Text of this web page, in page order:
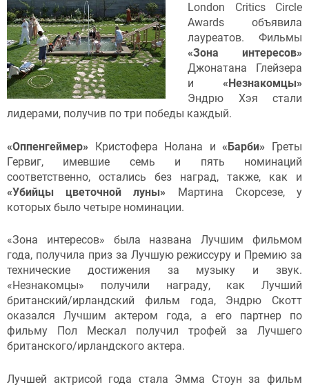
London Critics Circle
Awards объявила
лауреатов. Фильмы
«Зона интересов»
Джонатана Глейзера
и «Незнакомцы»
Эндрю Хэя стали
лидерами, получив по три победы каждый.
«Оппенгеймер» Кристофера Нолана и«Барби» Греты
Гервиг, имевшие семь и пять номинаций
соответственно, остались без наград, также, как и
«Убийцы цветочной луны» Мартина Скорсезе, у
которых было четыре номинации.
«Зона интересов» была названа Лучшим фильмом
года, получила приз за Лучшую режиссуру и Премию за
технические достижения за музыку и звук.
«Незнакомцы» получили награду, как Лучший
британский/ирландский фильм года, Эндрю Скотт
оказался Лучшим актером года, а его партнер по
фильму Пол Мескал получил трофей за Лучшего
британского/ирландского актера.
Лучшей актрисой года стала Эмма Стоун за фильм